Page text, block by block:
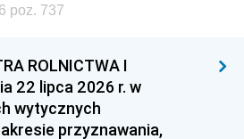
poz. 737
ROLNICTWA I
22 lipca 2026 r. w
wytycznych
przyznawania,